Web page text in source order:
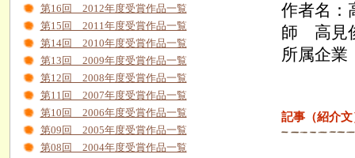
第16回 2012年度受賞作品一覧
第15回 2011年度受賞作品一覧
第14回 2010年度受賞作品一覧
第13回 2009年度受賞作品一覧
第12回 2008年度受賞作品一覧
第11回 2007年度受賞作品一覧
第10回 2006年度受賞作品一覧
第09回 2005年度受賞作品一覧
第08回 2004年度受賞作品一覧
作者名
師 高見
所属企業
記事（紹介文